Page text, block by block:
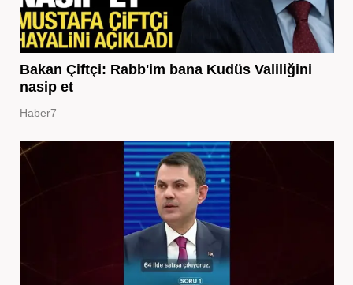
Bakan Çiftçi: Rabb'im bana Kudüs Valiliğini
nasip et
Haber7